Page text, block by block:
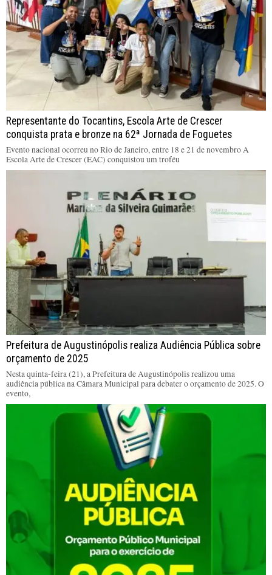
Representante do Tocantins, Escola Arte de Crescer
conquista prata e bronze na 62ª Jornada de Foguetes
Evento nacional ocorreu no Rio de Janeiro, entre 18 e 21 de novembro A
Escola Arte de Crescer (EAC) conquistou um troféu
Prefeitura de Augustinópolis realiza Audiência Pública sobre
orçamento de 2025
Nesta quinta-feira (21), a Prefeitura de Augustinópolis realizou uma
audiência pública na Câmara Municipal para debater o orçamento de 2025. O
evento,